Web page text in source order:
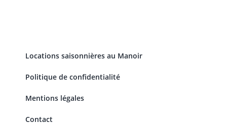
Locations saisonnières au Manoir
Politique de confidentialité
Mentions légales
Contact